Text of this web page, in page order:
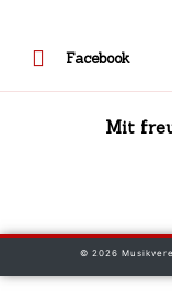
Facebook
Mit
© 2026